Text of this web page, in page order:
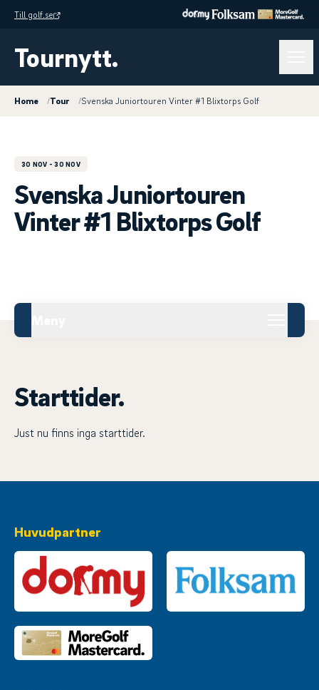
Till golf.se
Tournytt.
Home /Tour /Svenska Juniortouren Vinter #1 Blixtorps Golf
30 NOV - 30 NOV
Svenska Juniortouren
Vinter #1 Blixtorps Golf
Starttider.
Just nu finns inga starttider.
Huvudpartner